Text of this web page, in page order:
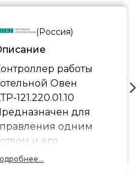
(Россия)
работы
Овен
121.220.01.10
для
одним
и его